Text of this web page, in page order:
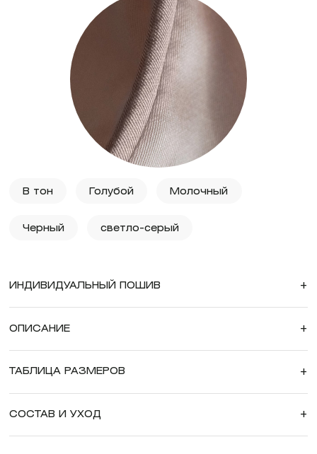
В тон Голубой Молочный
Черный светло-серый
ИНДИВИДУАЛЬНЫЙ ПОШИВ +
ОПИСАНИЕ +
ТАБЛИЦА РАЗМЕРОВ +
СОСТАВ И УХОД +